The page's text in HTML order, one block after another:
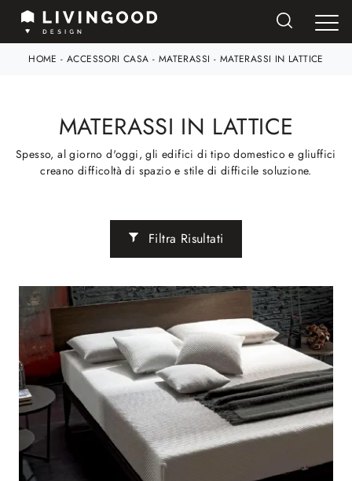
HOME -ACCESSORI CASA - MATERASSI - MATERASSI IN LATTICE
MATERASSI IN LATTICE
Spesso, al giorno d'oggi, gli edifici di tipo domestico e gliuffici
creano difficoltà di spazio e stile di difficile soluzione.
Filtra Risultati